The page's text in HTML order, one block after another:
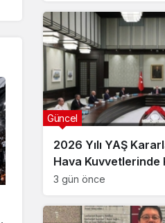
2026 Yılı YAŞ
Hava Kuvvetlerinde
3 gün önce
Güncel